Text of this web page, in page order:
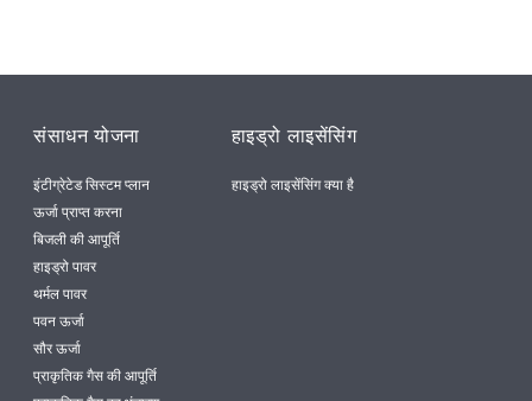
संसाधन योजना
इंटीग्रेटेड सिस्टम प्लान
ऊर्जा प्राप्त करना
बिजली की आपूर्ति
हाइड्रो पावर
थर्मल पावर
पवन ऊर्जा
सौर ऊर्जा
प्राकृतिक गैस की आपूर्ति
हाइड्रो लाइसेंसिंग
हाइड्रो लाइसेंसिंग क्या है